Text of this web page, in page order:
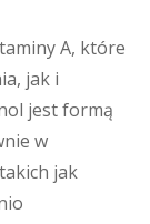
A, które
jak i
jest formą
w
jak